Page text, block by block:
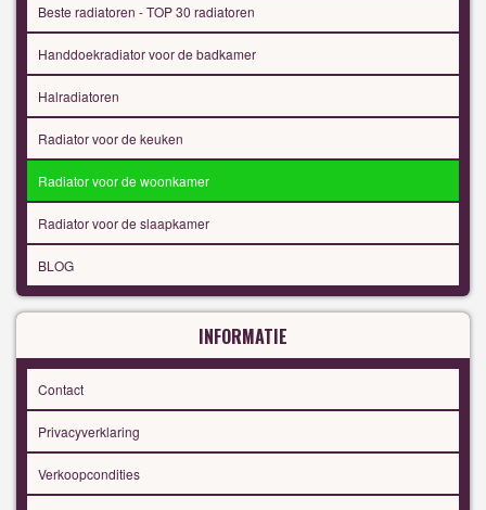
Beste radiatoren - TOP 30 radiatoren
Handdoekradiator voor de badkamer
Halradiatoren
Radiator voor de keuken
Radiator voor de woonkamer
Radiator voor de slaapkamer
BLOG
INFORMATIE
Contact
Privacyverklaring
Verkoopcondities